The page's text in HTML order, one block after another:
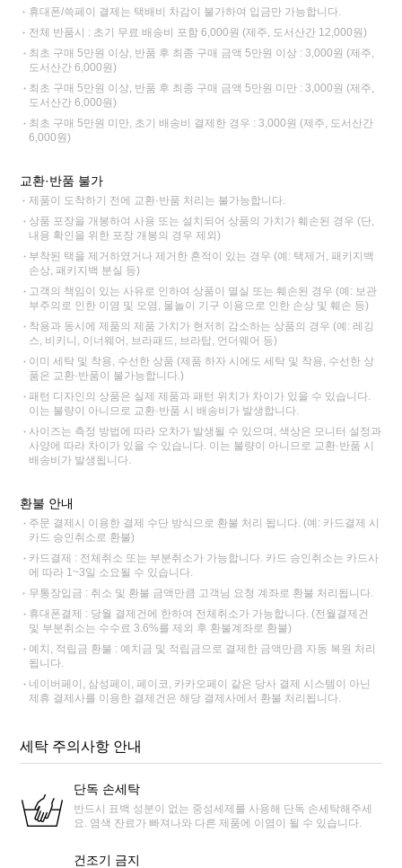
휴대폰/쓱페이 결제는 택배비 차감이 불가하여 입금만 가능합니다.
전체 반품시 : 초기 무료 배송비 포함 6,000원 (제주, 도서산간 12,000원)
최초 구매 5만원 이상, 반품 후 최종 구매 금액 5만원 이상 : 3,000원 (제주,
도서산간 6,000원)
최초 구매 5만원 이상, 반품 후 최종 구매 금액 5만원 미만 : 3,000원 (제주,
도서산간 6,000원)
최초 구매 5만원 미만, 초기 배송비 결제한 경우 : 3,000원 (제주, 도서산간
6,000원)
교환·반품 불가
제품이 도착하기 전에 교환·반품 처리는 불가능합니다.
상품 포장을 개봉하여 사용 또는 설치되어 상품의 가치가 훼손된 경우 (단,
내용 확인을 위한 포장 개봉의 경우 제외)
부착된 택을 제거하였거나 제거한 흔적이 있는 경우 (예: 택제거, 패키지백
손상, 패키지백 분실 등)
고객의 책임이 있는 사유로 인하여 상품이 멸실 또는 훼손된 경우 (예: 보관
부주의로 인한 이염 및 오염, 물놀이 기구 이용으로 인한 손상 및 훼손 등)
착용과 동시에 제품의 제품 가치가 현저히 감소하는 상품의 경우 (예: 레깅
스, 비키니, 이너웨어, 브라패드, 브라탑, 언더웨어 등)
이미 세탁 및 착용, 수선한 상품 (제품 하자 시에도 세탁 및 착용, 수선한 상
품은 교환·반품이 불가능합니다.)
패턴 디자인의 상품은 실제 제품과 패턴 위치가 차이가 있을 수 있습니다.
이는 불량이 아니므로 교환·반품 시 배송비가 발생합니다.
사이즈는 측정 방법에 따라 오차가 발생될 수 있으며, 색상은 모니터 설정과
사양에 따라 차이가 있을 수 있습니다. 이는 불량이 아니므로 교환·반품 시
배송비가 발생됩니다.
환불 안내
주문 결제시 이용한 결제 수단 방식으로 환불 처리 됩니다. (예: 카드결제 시
카드 승인취소로 환불)
카드결제 : 전체취소 또는 부분취소가 가능합니다. 카드 승인취소는 카드사
에 따라 1~3일 소요될 수 있습니다.
무통장입금 : 취소 및 환불 금액만큼 고객님 요청 계좌로 환불 처리됩니다.
휴대폰결제 : 당월 결제건에 한하여 전체취소가 가능합니다. (전월결제건
및 부분취소는 수수료 3.6%를 제외 후 환불계좌로 환불)
예치, 적립금 환불 : 예치금 및 적립금으로 결제한 금액만큼 자동 복원 처리
됩니다.
네이버페이, 삼성페이, 페이코, 카카오페이 같은 당사 결제 시스템이 아닌
제휴 결제사를 이용한 결제건은 해당 결제사에서 환불 처리됩니다.
세탁 주의사항 안내
단독 손세탁
반드시 표백 성분이 없는 중성세제를 사용해 단독 손세탁해주세
요. 염색 잔료가 빠져나와 다른 제품에 이염이 될 수 있습니다.
건조기 금지